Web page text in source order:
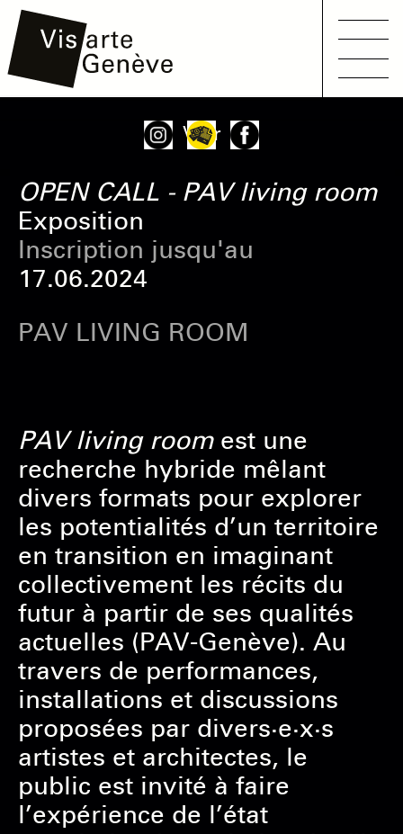
principal
Voir
OPEN CALL - PAV living room
Exposition
Inscription jusqu'au
17.06.2024
PAV LIVING ROOM
PAV living roomest une
recherche hybride mêlant
divers formats pour explorer
les potentialités d’un territoire
en transition en imaginant
collectivement les récits du
futur à partir de ses qualités
actuelles (PAV-Genève). Au
travers de performances,
installations et discussions
proposées par divers·e·x·s
artistes et architectes, le
public est invité à faire
l’expérience de l’état